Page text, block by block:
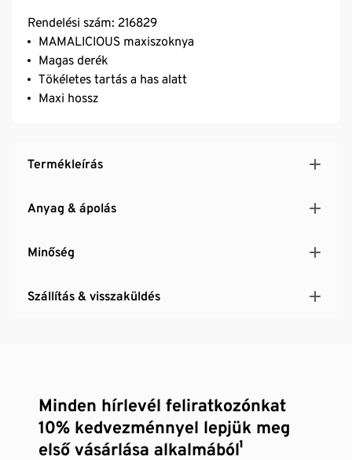
Rendelési szám: 216829
MAMALICIOUS maxiszoknya
Magas derék
Tökéletes tartás a has alatt
Maxi hossz
Termékleírás
Anyag & ápolás
Minőség
Szállítás & visszaküldés
Minden hírlevél feliratkozónkat
10% kedvezménnyel lepjük meg
első vásárlása alkalmából¹